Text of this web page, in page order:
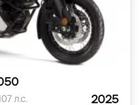
л.с. 2025